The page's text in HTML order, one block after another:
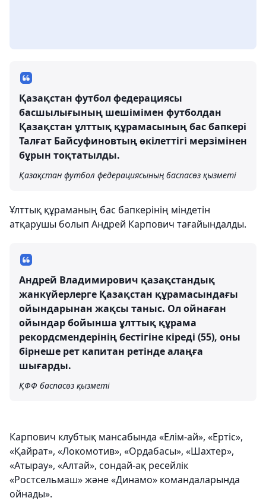
Қазақстан футбол федерациясы
басшылығының шешімімен футболдан
Қазақстан ұлттық құрамасының бас бапкері
Талғат Байсуфиновтың өкілеттігі мерзімінен
бұрын тоқтатылды.
Қазақстан футбол федерациясының баспасөз қызметі
Ұлттық құраманың бас бапкерінің міндетін
атқарушы болып Андрей Карпович тағайындалды.
Андрей Владимирович қазақстандық
жанкүйерлерге Қазақстан құрамасындағы
ойындарынан жақсы таныс. Ол ойнаған
ойындар бойынша ұлттық құрама
рекордсмендерінің бестігіне кіреді (55), оны
бірнеше рет капитан ретінде алаңға
шығарды.
ҚФФ баспасөз қызметі
Карпович клубтық мансабында «Елім-ай», «Ертіс»,
«Қайрат», «Локомотив», «Ордабасы», «Шахтер»,
«Атырау», «Алтай», сондай-ақ ресейлік
«Ростсельмаш» және «Динамо» командаларында
ойнады».